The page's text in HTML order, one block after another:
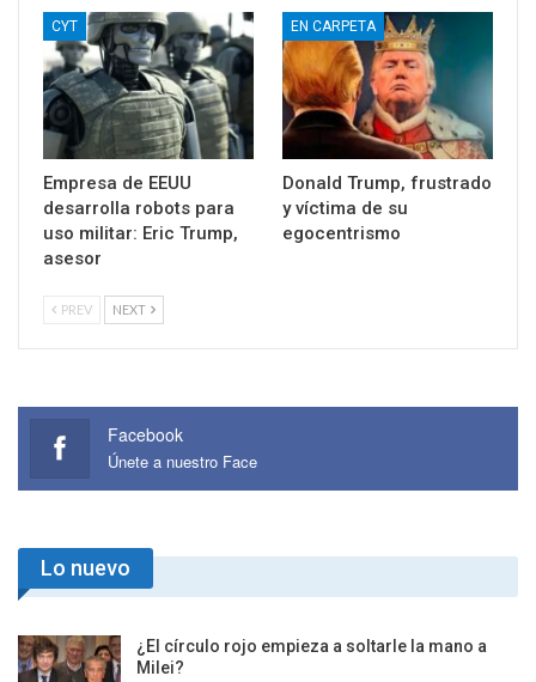
CYT
Empresa de EEUU
desarrolla robots para
uso militar: Eric Trump,
asesor
EN CARPETA
Donald Trump, frustrado
y víctima de su
egocentrismo
PREV NEXT
Facebook
Únete a nuestro Face
Lo nuevo
¿El círculo rojo empieza a soltarle la mano a
Milei?